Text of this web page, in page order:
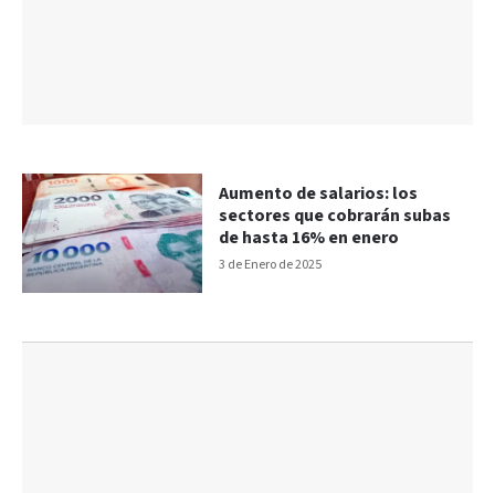
3 de Enero de 2025
Aumento de salarios: los
sectores que cobrarán subas
de hasta 16% en enero